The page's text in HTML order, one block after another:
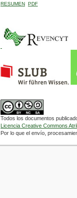
RESUMEN PDF
Todos los documentos
Licencia Creative Commons
Por lo que el envío,